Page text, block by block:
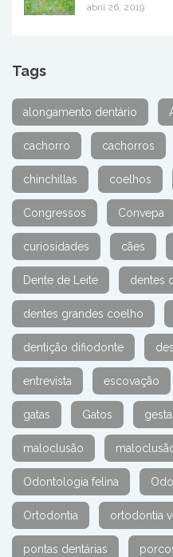
abril 26, 2019
Tags
alongamento dentário
cachorro cachorros
chinchillas coelhos
Congressos Convepa
curiosidades cães
Dente de Leite dentes
dentes grandes coelho
dentição difiodonte
entrevista escovação
gatas Gatos
maloclusão
Odontologia felina
Ortodontia ortodontia
pontas dentárias